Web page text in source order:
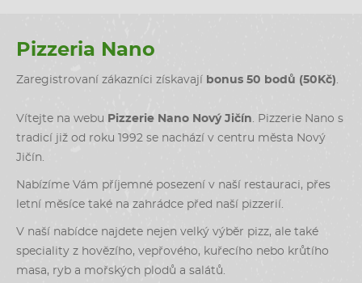
Pizzeria Nano
Zaregistrovaní zákazníci získavají bonus 50 bodů (50Kč).
Vítejte na webu Pizzerie Nano Nový Jičín. Pizzerie Nano s
tradicí již od roku 1992 se nachází v centru města Nový
Jičín.
Nabízíme Vám příjemné posezení v naší restauraci, přes
letní měsíce také na zahrádce před naší pizzerií.
V naší nabídce najdete nejen velký výběr pizz, ale také
speciality z hovězího, vepřového, kuřecího nebo krůtího
masa, ryb a mořských plodů a salátů.